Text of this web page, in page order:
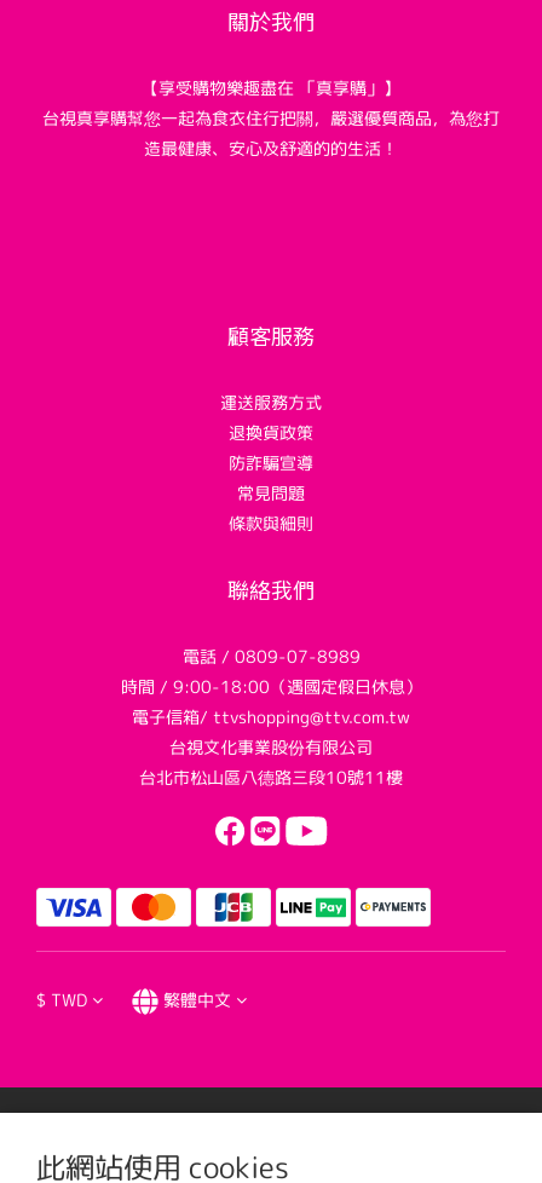
此網站使用 cookies
關於我們
【享受購物樂趣盡在 「真享購」】
台視真享購幫您一起為食衣住行把關，嚴選優質商品，為您打
造最健康、安心及舒適的的生活！
顧客服務
運送服務方式
退換貨政策
防詐騙宣導
常見問題
條款與細則
聯絡我們
電話 / 0809-07-8989
時間 / 9:00-18:00（遇國定假日休息）
電子信箱/ ttvshopping@ttv.com.tw
台視文化事業股份有限公司
台北市松山區八德路三段10號11樓
$ TWD 繁體中文